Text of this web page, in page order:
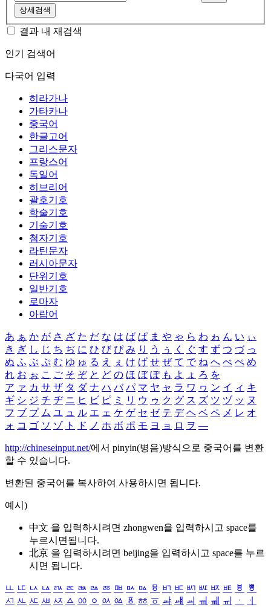
상세검색
결과 내 재검색
인기 검색어
다국어 입력
히라가나
가타카나
중국어
한글고어
그리스문자
프랑스어
독일어
히브리어
괄호기호
학술기호
기술기호
첨자기호
라틴문자
러시아문자
단위기호
일반기호
로마자
아랍어
あ ぁ か が さ ざ た だ な は ば ぱ ま や ゃ ら わ ゎ ん い ぃ
き ぎ し じ ち ぢ に ひ び ぴ み り う ぅ く ぐ す ず つ づ っ
ぬ ふ ぶ ぷ む ゆ ゅ る え ぇ け げ せ ぜ て で ね へ べ ぺ め
れ お ぉ こ ご そ ぞ と ど の ほ ぼ ぽ も よ ょ ろ を
ア ァ カ サ ザ タ ダ ナ ハ バ パ マ ヤ ャ ラ ワ ヮ ン イ ィ キ
ギ シ ジ チ ヂ ニ ヒ ビ ピ ミ リ ウ ゥ ク グ ス ズ ツ ヅ ッ ヌ
フ ブ プ ム ユ ュ ル エ ェ ケ ゲ セ ゼ テ デ ヘ ベ ペ メ レ オ
ォ コ ゴ ソ ゾ ト ド ノ ホ ボ ポ モ ヨ ョ ロ ヲ ―
http://chineseinput.net/에서 pinyin(병음)방식으로 중국어를 변환
할 수 있습니다.
변환된 중국어를 복사하여 사용하시면 됩니다.
예시)
中文 을 입력하시려면 zhongwen을 입력하시고 space를
누르시면됩니다.
北京 을 입력하시려면 beijing을 입력하시고 space를 누르
시면 됩니다.
ㅥ ㅦ ㅧ ㅨ ㅩ ㅪ ㅫ ㅬ ㅭ ㅮ ㅯ ㅰ ㅱ ㅲ ㅳ ㅴ ㅵ ㅶ ㅷ ㅸ
ㅹ
ㅺ ㅻ ㅼ ㅽ ㅾ ㅿ ㆀ ㆁ ㆂ ㆃ ㆄ ㆅ ㆆ ㆇ ㆈ ㆉ ㆊ ㆋ ㆌ ㆍ
ㆎ